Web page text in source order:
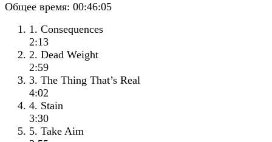
Общее время: 00:46:05
1. Consequences
2:13
2. Dead Weight
2:59
3. The Thing That’s Real
4:02
4. Stain
3:30
5. Take Aim